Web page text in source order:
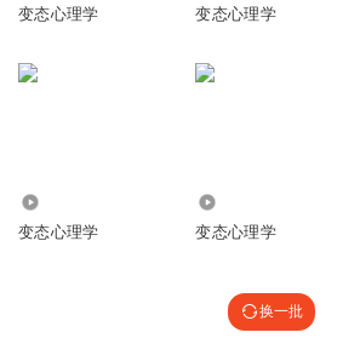
变态心理学 变态心理学
变态心理学 变态心理学
换一批